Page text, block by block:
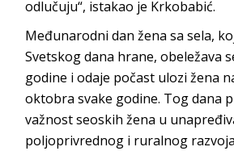
odlučuju“, istakao je Krkobabić.
Međunarodni dan žena sa sela,
Svetskog dana hrane, obeležava
godine i odaje počast ulozi žena
oktobra svake godine. Tog dana
važnost seoskih žena u
poljoprivrednog i ruralnog